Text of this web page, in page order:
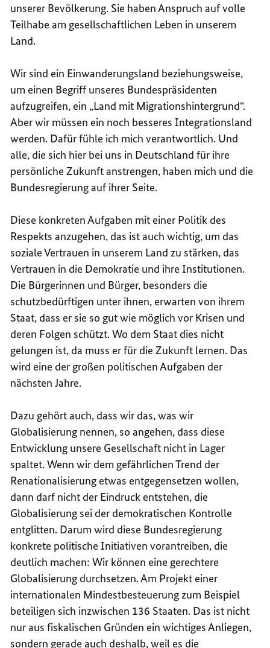
unserer Bevölkerung. Sie haben Anspruch auf volle
Teilhabe am gesellschaftlichen Leben in unserem
Land.
Wir sind ein Einwanderungsland beziehungsweise,
um einen Begriff unseres Bundespräsidenten
aufzugreifen, ein „Land mit Migrationshintergrund“.
Aber wir müssen ein noch besseres Integrationsland
werden. Dafür fühle ich mich verantwortlich. Und
alle, die sich hier bei uns in Deutschland für ihre
persönliche Zukunft anstrengen, haben mich und die
Bundesregierung auf ihrer Seite.
Diese konkreten Aufgaben mit einer Politik des
Respekts anzugehen, das ist auch wichtig, um das
soziale Vertrauen in unserem Land zu stärken, das
Vertrauen in die Demokratie und ihre Institutionen.
Die Bürgerinnen und Bürger, besonders die
schutzbedürftigen unter ihnen, erwarten von ihrem
Staat, dass er sie so gut wie möglich vor Krisen und
deren Folgen schützt. Wo dem Staat dies nicht
gelungen ist, da muss er für die Zukunft lernen. Das
wird eine der großen politischen Aufgaben der
nächsten Jahre.
Dazu gehört auch, dass wir das, was wir
Globalisierung nennen, so angehen, dass diese
Entwicklung unsere Gesellschaft nicht in Lager
spaltet. Wenn wir dem gefährlichen Trend der
Renationalisierung etwas entgegensetzen wollen,
dann darf nicht der Eindruck entstehen, die
Globalisierung sei der demokratischen Kontrolle
entglitten. Darum wird diese Bundesregierung
konkrete politische Initiativen vorantreiben, die
deutlich machen: Wir können eine gerechtere
Globalisierung durchsetzen. Am Projekt einer
internationalen Mindestbesteuerung zum Beispiel
beteiligen sich inzwischen 136 Staaten. Das ist nicht
nur aus fiskalischen Gründen ein wichtiges Anliegen,
sondern gerade auch deshalb, weil es die